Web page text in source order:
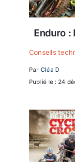
Enduro :
Conseils
Par Cléa D
Publié le : 24